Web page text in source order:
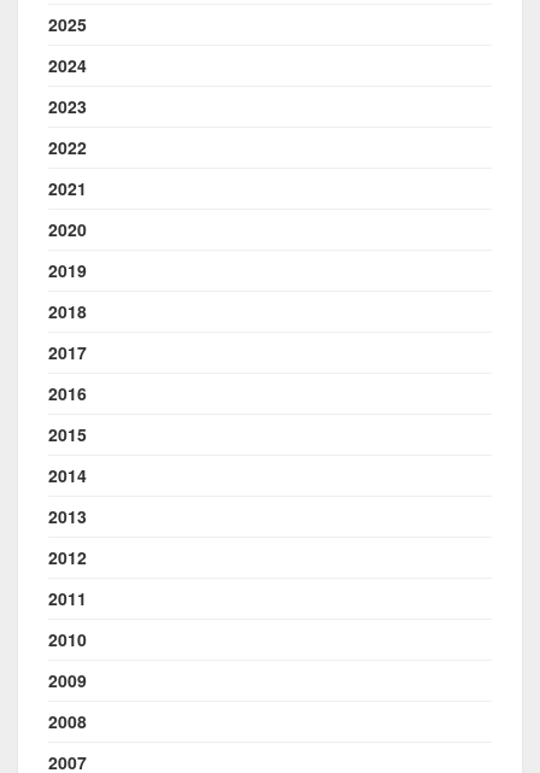
2025
2024
2023
2022
2021
2020
2019
2018
2017
2016
2015
2014
2013
2012
2011
2010
2009
2008
2007